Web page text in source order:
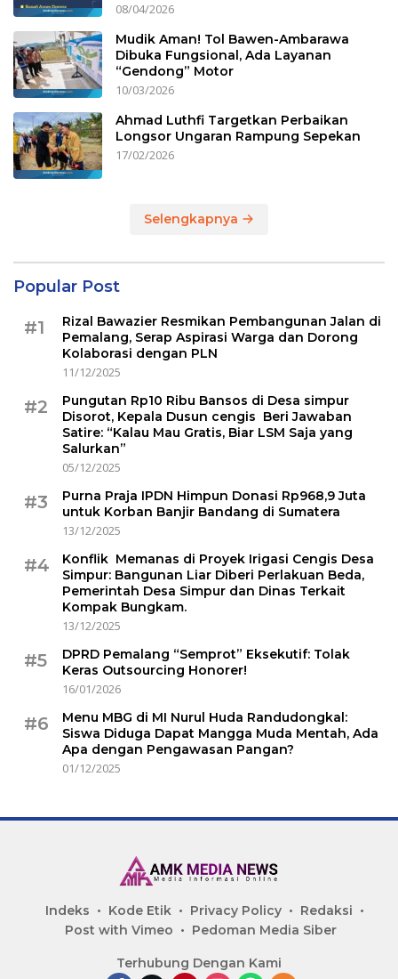
08/04/2026
Mudik Aman! Tol Bawen-Ambarawa
Dibuka Fungsional, Ada Layanan
“Gendong” Motor
10/03/2026
Ahmad Luthfi Targetkan Perbaikan
Longsor Ungaran Rampung Sepekan
17/02/2026
Selengkapnya
Popular Post
#1
Rizal Bawazier Resmikan Pembangunan Jalan di
Pemalang, Serap Aspirasi Warga dan Dorong
Kolaborasi dengan PLN
11/12/2025
#2
Pungutan Rp10 Ribu Bansos di Desa simpur
Disorot, Kepala Dusun cengis Beri Jawaban
Satire: “Kalau Mau Gratis, Biar LSM Saja yang
Salurkan”
05/12/2025
#3
Purna Praja IPDN Himpun Donasi Rp968,9 Juta
untuk Korban Banjir Bandang di Sumatera
13/12/2025
#4
Konflik Memanas di Proyek Irigasi Cengis Desa
Simpur: Bangunan Liar Diberi Perlakuan Beda,
Pemerintah Desa Simpur dan Dinas Terkait
Kompak Bungkam.
13/12/2025
#5
DPRD Pemalang “Semprot” Eksekutif: Tolak
Keras Outsourcing Honorer!
16/01/2026
#6
Menu MBG di MI Nurul Huda Randudongkal:
Siswa Diduga Dapat Mangga Muda Mentah, Ada
Apa dengan Pengawasan Pangan?
01/12/2025
Indeks Kode Etik Privacy Policy
Redaksi
Post with Vimeo
Pedoman Media Siber
Terhubung Dengan Kami